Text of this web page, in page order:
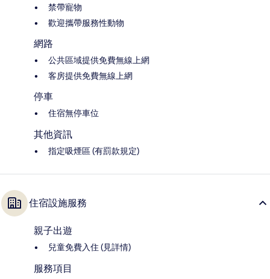
禁帶寵物
歡迎攜帶服務性動物
網路
公共區域提供免費無線上網
客房提供免費無線上網
停車
住宿無停車位
其他資訊
指定吸煙區 (有罰款規定)
住宿設施服務
親子出遊
兒童免費入住 (見詳情)
服務項目